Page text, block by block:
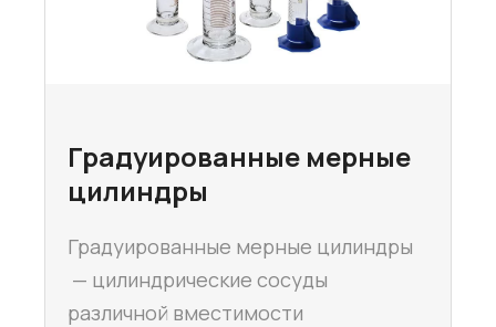
Градуированные мерные
цилиндры
Градуированные мерные цилиндры
— цилиндрические сосуды
различной вместимости